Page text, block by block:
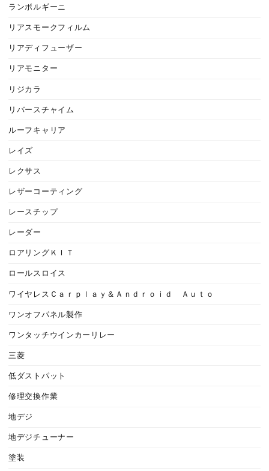
ランボルギーニ
リアスモークフィルム
リアディフューザー
リアモニター
リジカラ
リバースチャイム
ルーフキャリア
レイズ
レクサス
レザーコーティング
レースチップ
レーダー
ロアリングＫＩＴ
ロールスロイス
ワイヤレスＣａｒｐｌａｙ＆Ａｎｄｒｏｉｄ Ａｕｔｏ
ワンオフパネル製作
ワンタッチウインカーリレー
三菱
低ダストパット
修理交換作業
地デジ
地デジチューナー
塗装